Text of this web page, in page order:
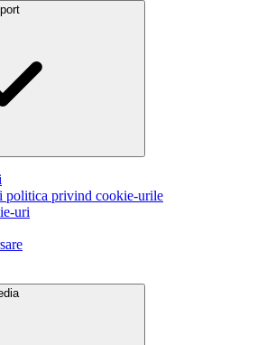
politica privind cookie-urile
uri